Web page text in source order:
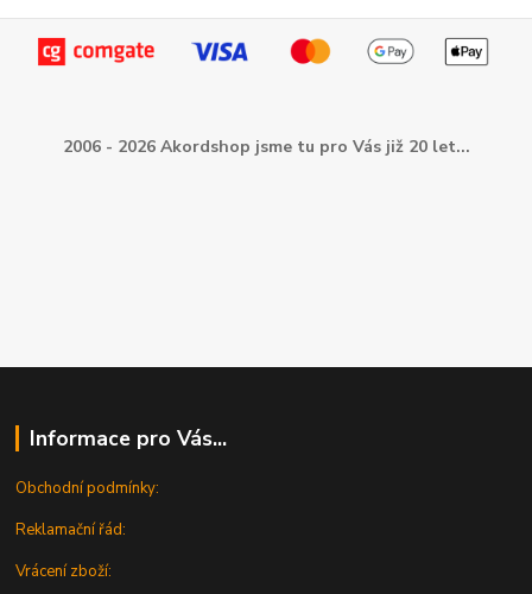
2006 - 2026 Akordshop jsme tu pro Vás již 20 let...
Informace pro Vás...
Obchodní podmínky:
Reklamační řád:
Vrácení zboží: